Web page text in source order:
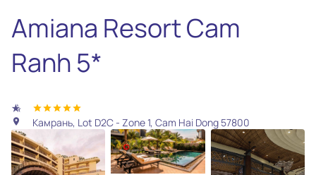
Amiana Resort Cam
Ranh 5*
hotel_class starstarstarstarstar
location_on
Камрань, Lot D2C - Zone 1, Cam Hai Dong 57800